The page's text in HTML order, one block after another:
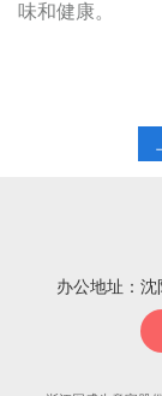
味和健康。
办公地址：沈